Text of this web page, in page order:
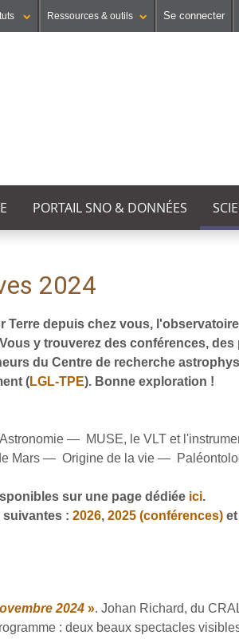
Ressources & outils Se connecter
PORTAIL SNO & DONNÉES
2024
Terre depuis chez vous,
y trouverez des conférences,
du Centre de recherche
(LGL-TPE). Bonne exploration !
Astronomie — MUSE, le VLT et
Mars — Origine de la vie —
sur une page dédiée ici.
suivantes : 2026, 2025 (conférences)et
2024». Johan Richard, du
: deux beaux spectacles